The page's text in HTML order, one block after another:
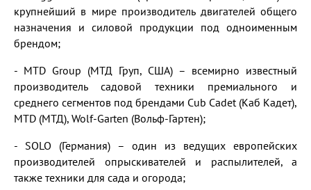
крупнейший в мире производитель двигателей общего
назначения и силовой продукции под одноименным
брендом;
- MTD Group (МТД Груп, США) – всемирно известный
производитель садовой техники премиального и
среднего сегментов под брендами Cub Cadet (Каб Кадет),
MTD (МТД), Wolf-Garten (Вольф-Гартен);
- SOLO (Германия) – один из ведущих европейских
производителей опрыскивателей и распылителей, а
также техники для сада и огорода;